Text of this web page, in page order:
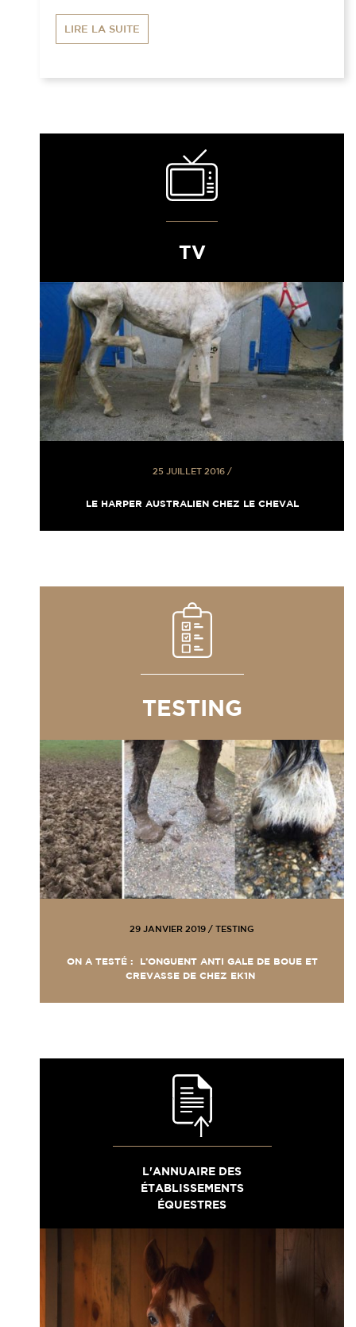
LIRE LA SUITE
TV
25 JUILLET 2016/
LE HARPER AUSTRALIEN CHEZ LE CHEVAL
TESTING
29 JANVIER 2019 / TESTING
ON A TESTÉ : L’ONGUENT ANTI GALE DE BOUE ET
CREVASSE DE CHEZ EK1N
L'ANNUAIRE DES
ÉTABLISSEMENTS
ÉQUESTRES